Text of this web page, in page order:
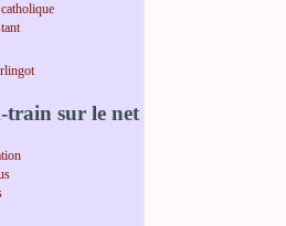
train sur le net